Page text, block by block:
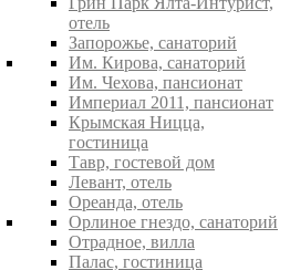
отель
Запорожье, санаторий
Им. Кирова, санаторий
Им. Чехова, пансионат
Империал 2011, пансионат
Крымская Ницца,
гостиница
Тавр, гостевой дом
Левант, отель
Ореанда, отель
Орлиное гнездо, санаторий
Отрадное, вилла
Палас, гостиница